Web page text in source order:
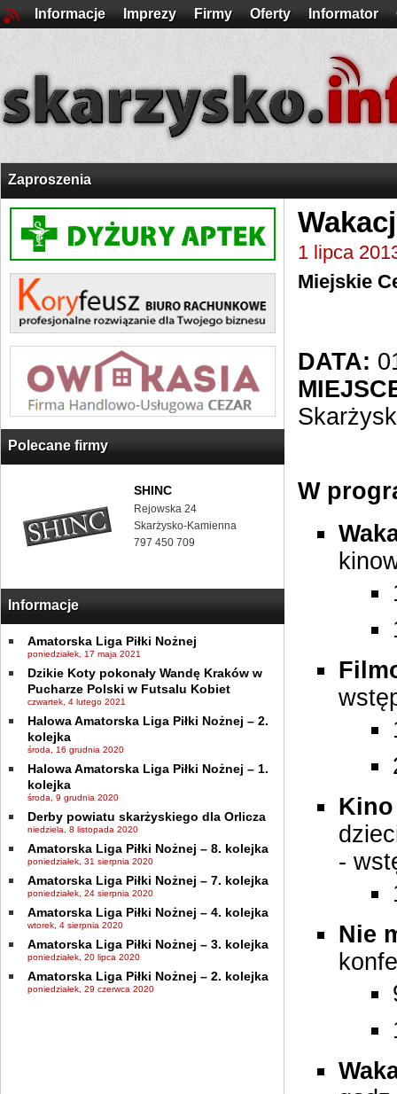
Informacje Imprezy Firmy Oferty Informator
Zaproszenia
Polecane firmy
SHINC
Rejowska 24
Skarżysko-Kamienna
797 450 709
Informacje
Amatorska Liga Piłki Nożnej
poniedziałek, 17 maja 2021
Dzikie Koty pokonały Wandę Kraków w
Pucharze Polski w Futsalu Kobiet
czwartek, 4 lutego 2021
Halowa Amatorska Liga Piłki Nożnej – 2.
kolejka
środa, 16 grudnia 2020
Halowa Amatorska Liga Piłki Nożnej – 1.
kolejka
środa, 9 grudnia 2020
Derby powiatu skarżyskiego dla Orlicza
niedziela, 8 listopada 2020
Amatorska Liga Piłki Nożnej – 8. kolejka
poniedziałek, 31 sierpnia 2020
Amatorska Liga Piłki Nożnej – 7. kolejka
poniedziałek, 24 sierpnia 2020
Amatorska Liga Piłki Nożnej – 4. kolejka
wtorek, 4 sierpnia 2020
Amatorska Liga Piłki Nożnej – 3. kolejka
poniedziałek, 20 lipca 2020
Amatorska Liga Piłki Nożnej – 2. kolejka
poniedziałek, 29 czerwca 2020
1 lipca
Miejskie
DATA:
W
Kino
-
Nie